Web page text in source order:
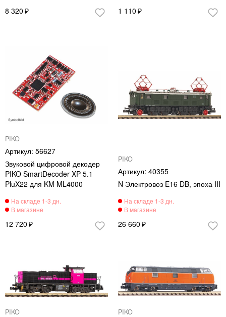
8 320 1 110
PIKO
56627
Звуковой цифровой декодер
PIKO SmartDecoder XP 5.1
PluX22 для KM ML4000
12 720
PIKO
40355
N Электровоз E16 DB, эпоха III
26 660
PIKO PIKO